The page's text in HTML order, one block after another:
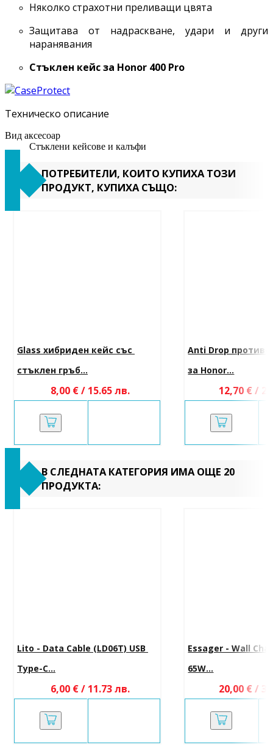
Няколко страхотни преливащи цвята
Защитава от надраскване, удари и други
наранявания
Стъклен кейс за Honor 400 Pro
Техническо описание
Вид аксесоар
Стъклени кейсове и калъфи
ПОТРЕБИТЕЛИ, КОИТО КУПИХА ТОЗИ
ПРОДУКТ, КУПИХА СЪЩО:
Glass хибриден кейс със
стъклен гръб...
8,00 € / 15.65 лв.
Anti Drop
за Honor...
12,70 € /
В СЛЕДНАТА КАТЕГОРИЯ ИМА ОЩЕ 20
ПРОДУКТА:
Lito - Data Cable (LD06T) USB
Type-C...
6,00 € / 11.73 лв.
Essager - Wall
65W...
20,00 € /